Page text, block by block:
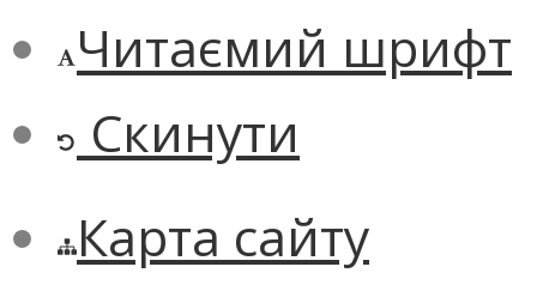
Читаємий шрифт
Скинути
Карта сайту